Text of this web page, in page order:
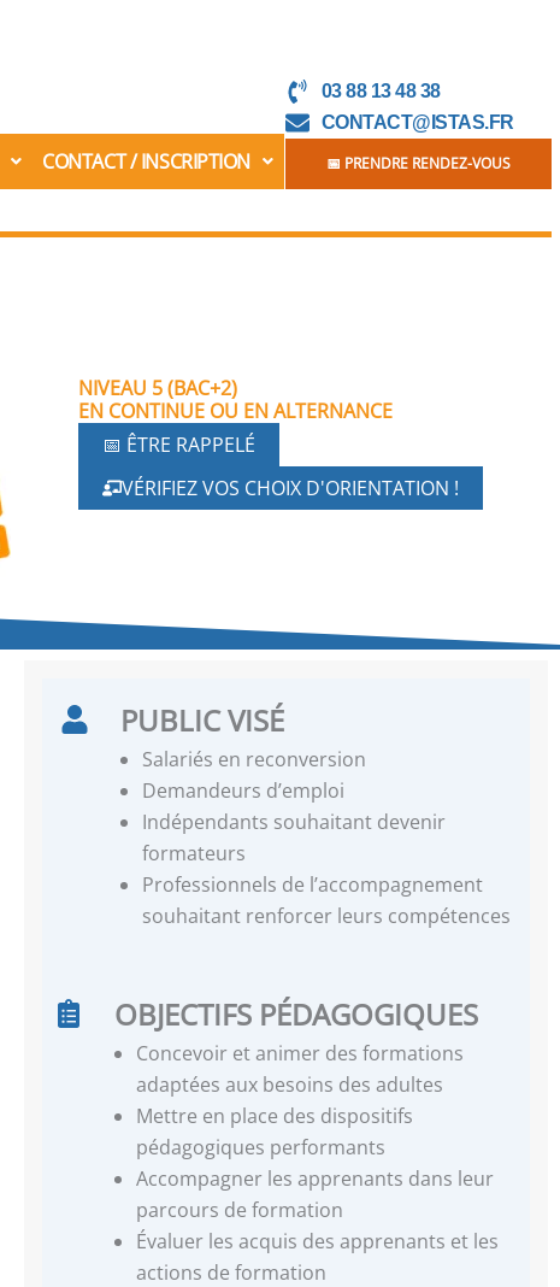
CONTACT / INSCRIPTION
03 88 13 48 38
CONTACT@ISTAS.FR
📅 PRENDRE RENDEZ-VOUS
NIVEAU 5 (BAC+2)
EN CONTINUE OU EN ALTERNANCE
📅 ÊTRE RAPPELÉ
VÉRIFIEZ VOS CHOIX D'ORIENTATION !
PUBLIC VISÉ
Salariés en reconversion
Demandeurs d’emploi
Indépendants souhaitant devenir
formateurs
Professionnels de l’accompagnement
souhaitant renforcer leurs compétences
OBJECTIFS PÉDAGOGIQUES
Concevoir et animer des formations
adaptées aux besoins des adultes
Mettre en place des dispositifs
pédagogiques performants
Accompagner les apprenants dans leur
parcours de formation
Évaluer les acquis des apprenants et les
actions de formation